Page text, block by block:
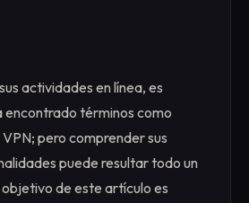
actividades en línea, es
encontrado términos como
pero comprender sus
puede resultar todo un
de este artículo es